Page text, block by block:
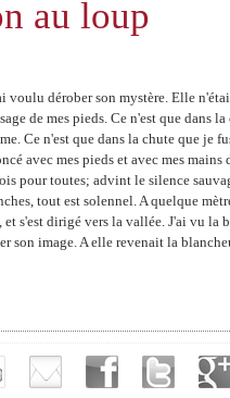
au loup
voulu dérober son mystère. Elle
de mes pieds. Ce n'est que dans
Ce n'est que dans la chute que je
avec mes pieds et avec mes mains
pour toutes; advint le silence
tout est solennel. A quelque
s'est dirigé vers la vallée. J'ai vu la
son image. A elle revenait la